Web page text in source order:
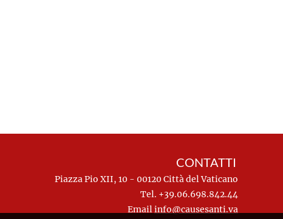
CONTATTI
Piazza Pio XII, 10 - 00120 Città del Vaticano
Tel. +39.06.698.842.44
Emailinfo@causesanti.va